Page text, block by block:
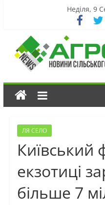
Неділя, 9
ЛЯ СЕЛО
Київський
екзотиці
більше 7